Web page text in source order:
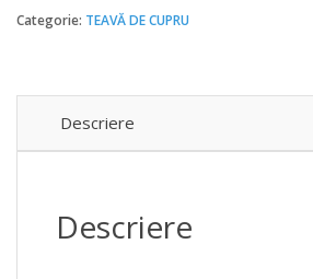
Categorie: TEAVĂ DE CUPRU
Descriere
Descriere